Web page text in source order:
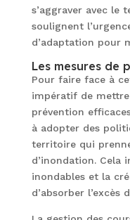
s’aggraver avec le
soulignent
d’adaptation pour
Les mesures de
Pour faire face à
impératif de
prévention
à adopter des
territoire qui
d’inondation. Cela
inondables et la
d’absorber l’excès